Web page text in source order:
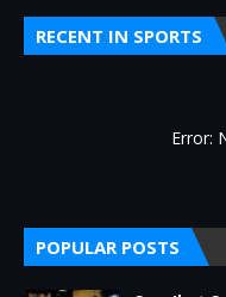
RECENT IN SPORTS
Error:
POPULAR POSTS